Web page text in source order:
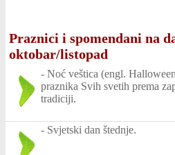
Praznici i spomendani na
oktobar/listopad
- Noć veštica (engl.
praznika Svih svetih prema
tradiciji.
- Svjetski dan štednje.